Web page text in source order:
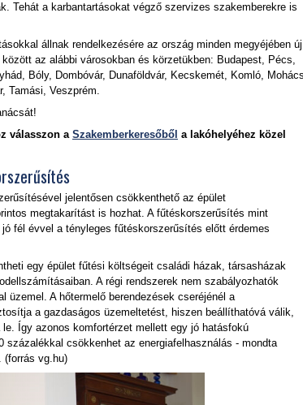
Tehát a karbantartásokat végző szervizes szakemberekre is
állnak rendelkezésére az ország minden megyéjében új
az alábbi városokban és körzetükben: Budapest, Pécs,
Bóly, Dombóvár, Dunaföldvár, Kecskemét, Komló,
Tamási, Veszprém.
válasszon a Szakemberkeresőből a lakóhelyéhez közel
jelentősen csökkenthető az épület
megtakarítást is hozhat. A fűtéskorszerűsítés mint
fél évvel a tényleges fűtéskorszerűsítés előtt érdemes
egy épület fűtési költségeit családi házak, társasházak
A régi rendszerek nem szabályozhatók
A hőtermelő berendezések cseréjénél a
a gazdaságos üzemeltetést, hiszen beállíthatóvá válik,
Így azonos komfortérzet mellett egy jó hatásfokú
százalékkal csökkenhet az energiafelhasználás - mondta
(forrás vg.hu)